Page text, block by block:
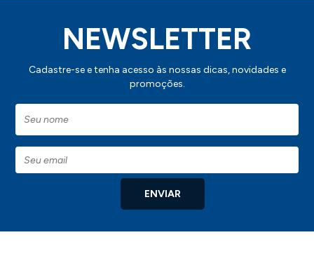
NEWSLETTER
Cadastre-se e tenha acesso às nossas dicas, novidades e
promoções.
ENVIAR